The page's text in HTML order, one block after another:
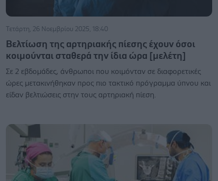
Τετάρτη, 26 Νοεμβρίου 2025, 18:40
Βελτίωση της αρτηριακής πίεσης έχουν όσοι
κοιμούνται σταθερά την ίδια ώρα [μελέτη]
Σε 2 εβδομάδες, άνθρωποι που κοιμόνταν σε διαφορετικές
ώρες μετακινήθηκαν προς πιο τακτικό πρόγραμμα ύπνου και
είδαν βελτιώσεις στην τους αρτηριακή πίεση.